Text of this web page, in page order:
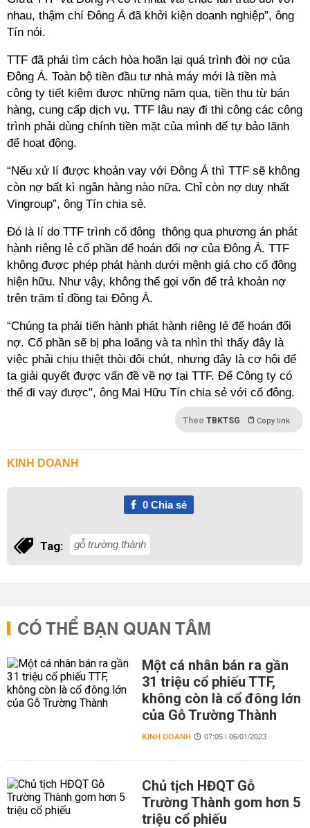
nhau, thậm chí Đông Á đã khởi kiện doanh nghiệp”, ông
Tín nói.
TTF đã phải tìm cách hòa hoãn lại quá trình đòi nợ của
Đông Á. Toàn bộ tiền đầu tư nhà máy mới là tiền mà
công ty tiết kiệm được những năm qua, tiền thu từ bán
hàng, cung cấp dịch vụ. TTF lâu nay đi thi công các công
trình phải dùng chính tiền mặt của mình để tự bảo lãnh
để hoạt động.
“Nếu xử lí được khoản vay với Đông Á thì TTF sẽ không
còn nợ bất kì ngân hàng nào nữa. Chỉ còn nợ duy nhất
Vingroup”, ông Tín chia sẻ.
Đó là lí do TTF trình cổ đông thông qua phương án phát
hành riêng lẻ cổ phần để hoán đổi nợ của Đông Á. TTF
không được phép phát hành dưới mệnh giá cho cổ đông
hiện hữu. Như vậy, không thể gọi vốn để trả khoản nợ
trên trăm tỉ đồng tại Đông Á.
“Chúng ta phải tiến hành phát hành riêng lẻ để hoán đổi
nợ. Cổ phần sẽ bị pha loãng và ta nhìn thì thấy đây là
việc phải chịu thiệt thòi đôi chút, nhưng đây là cơ hội để
ta giải quyết được vấn đề về nợ tại TTF. Để Công ty có
thể đi vay được", ông Mai Hữu Tín chia sẻ với cổ đông.
Theo TBKTSG Copy link
KINH DOANH
0Chia sẻ
Tag: gỗ trường thành
CÓ THỂ BẠN QUAN TÂM
Một cá nhân bán ra gần
31 triệu cổ phiếu TTF,
không còn là cổ đông lớn
của Gỗ Trường Thành
KINH DOANH 07:05 | 06/01/2023
Chủ tịch HĐQT Gỗ
Trường Thành gom hơn 5
triệu cổ phiếu